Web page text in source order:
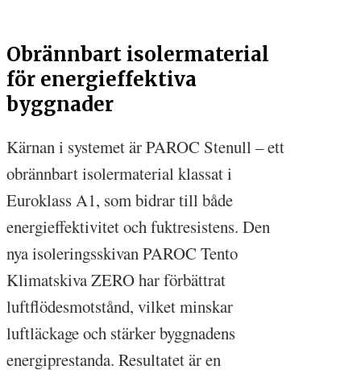
Obrännbart isolermaterial
för energieffektiva
byggnader
Kärnan i systemet är PAROC Stenull – ett
obrännbart isolermaterial klassat i
Euroklass A1, som bidrar till både
energieffektivitet och fuktresistens. Den
nya isoleringsskivan PAROC Tento
Klimatskiva ZERO har förbättrat
luftflödesmotstånd, vilket minskar
luftläckage och stärker byggnadens
energiprestanda. Resultatet är en